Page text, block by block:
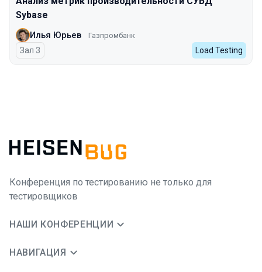
Sybase
Илья Юрьев Газпромбанк
Зал 3 Load Testing
Конференция по тестированию не только для
тестировщиков
НАШИ КОНФЕРЕНЦИИ
НАВИГАЦИЯ